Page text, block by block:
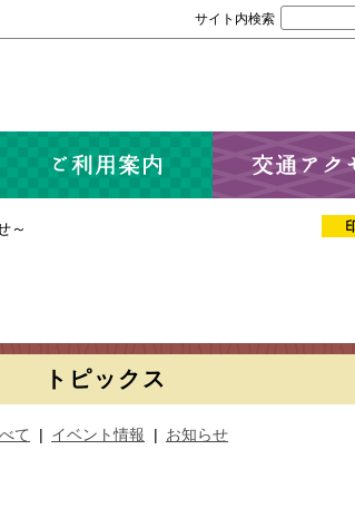
サイト内検索
～
トピックス
て | イベント情報 | お知らせ